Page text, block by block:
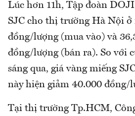
Lúc hơn 11h, Tập đoàn
SJC cho thị trường Hà Nội ở
đồng/lượng (mua vào) và
đồng/lượng (bán ra). So với
sáng qua, giá vàng miếng
này hiện giảm 40.000 đồng/
Tại thị trường Tp.HCM,